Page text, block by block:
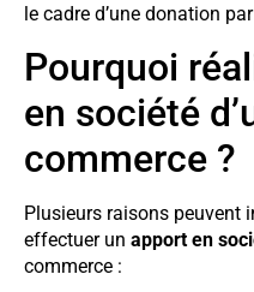
le cadre d’une donation
Pourquoi
en société
commerce ?
Plusieurs raisons peuvent
effectuer un apport en
commerce :